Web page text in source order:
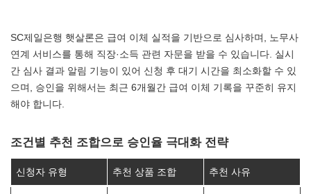
SC제일은행 햇살론은 급여 이체 실적을 기반으로 심사하며, 노무사
연계 서비스를 통해 직장·소득 관련 자문을 받을 수 있습니다. 실시
간 심사 결과 알림 기능이 있어 신청 후 대기 시간을 최소화할 수 있
으며, 승인을 위해서는 최근 6개월간 급여 이체 기록을 꾸준히 유지
해야 합니다.
조건별 추천 조합으로 승인율 극대화 전략
신청자 유형 추천 상품 조합 추천 사유